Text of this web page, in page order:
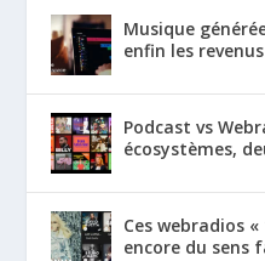
Musique
enfin les
Podcast vs
écosystèmes,
Ces webradios
encore du sens